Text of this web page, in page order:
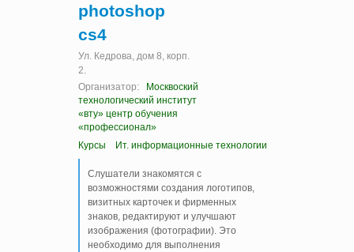
photoshop
cs4
Ул. Кедрова, дом 8, корп.
2.
Организатор:
Москвоский
технологический институт
«вту» центр обучения
«профессионал»
Курсы
Ит. информационные технологии
Слушатели знакомятся с
возможностями создания логотипов,
визитных карточек и фирменных
знаков, редактируют и улучшают
изображения (фотографии). Это
необходимо для выполнения